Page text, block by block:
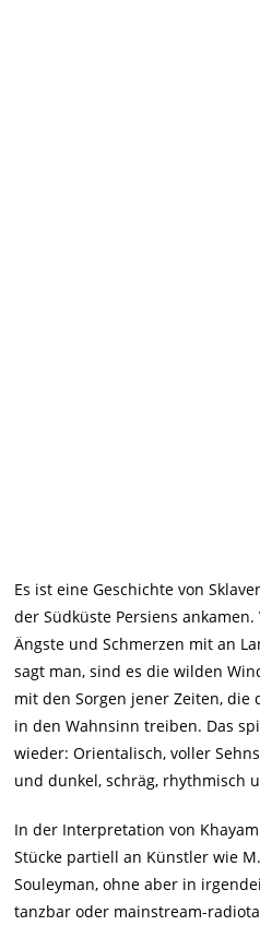
Es ist eine Geschichte von
der Südküste Persiens
Ängste und Schmerzen mit an
sagt man, sind es die wilden
mit den Sorgen jener Zeiten,
in den Wahnsinn treiben. Das
wieder: Orientalisch, voller
und dunkel, schräg, rhythmisch
In der Interpretation von
Stücke partiell an Künstler wie
Souleyman, ohne aber in
tanzbar oder mainstream-